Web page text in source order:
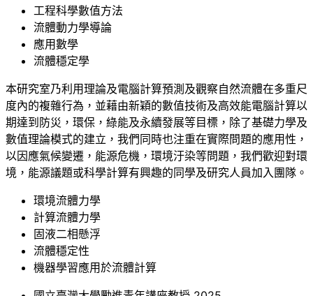
工程科學數值方法
流體動力學導論
應用數學
流體穩定學
本研究室乃利用理論及電腦計算預測及觀察自然流體在多重尺
度內的複雜行為，並藉由新穎的數值技術及高效能電腦計算以
期達到防災，環保，綠能及永續發展等目標，除了基礎力學及
數值理論模式的建立，我們同時也注重在實際問題的應用性，
以因應氣候變遷，能源危機，環境汙染等問題，我們歡迎對環
境，能源議題或科學計算有興趣的同學及研究人員加入團隊。
環境流體力學
計算流體力學
固液二相懸浮
流體穩定性
機器學習應用於流體計算